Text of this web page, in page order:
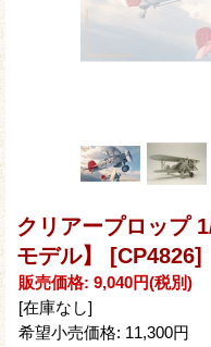
クリアープロップ
モデル】 [CP4826]
販売価格: 9,040円(税別)
[在庫なし]
希望小売価格: 11,300円